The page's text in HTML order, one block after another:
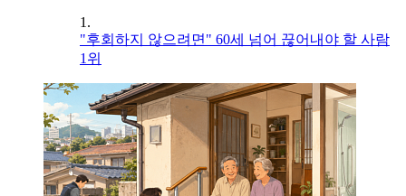
1.
"후회하지 않으려면" 60세 넘어 끊어내야 할 사람
1위